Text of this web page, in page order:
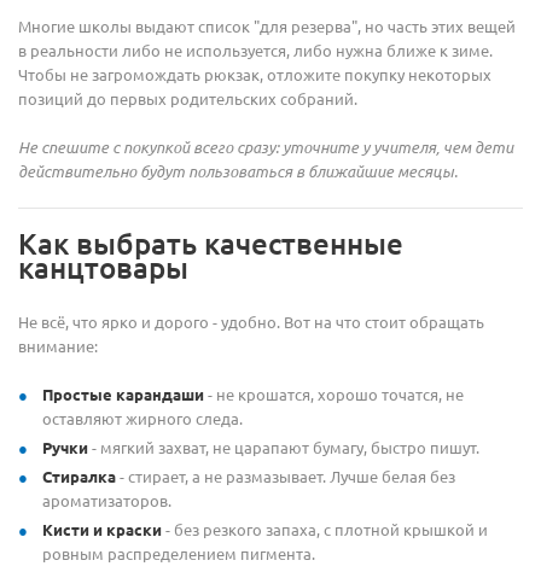
Многие школы выдают список "для резерва", но часть этих вещей
в реальности либо не используется, либо нужна ближе к зиме.
Чтобы не загромождать рюкзак, отложите покупку некоторых
позиций до первых родительских собраний.
Не спешите с покупкой всего сразу: уточните у учителя, чем дети
действительно будут пользоваться в ближайшие месяцы.
Как выбрать качественные
канцтовары
Не всё, что ярко и дорого - удобно. Вот на что стоит обращать
внимание:
Простые карандаши - не крошатся, хорошо точатся, не
оставляют жирного следа.
Ручки - мягкий захват, не царапают бумагу, быстро пишут.
Стиралка - стирает, а не размазывает. Лучше белая без
ароматизаторов.
Кисти и краски - без резкого запаха, с плотной крышкой и
ровным распределением пигмента.